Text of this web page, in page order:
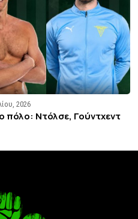
2026
πόλο: Ντόλσε, Γούντχεντ